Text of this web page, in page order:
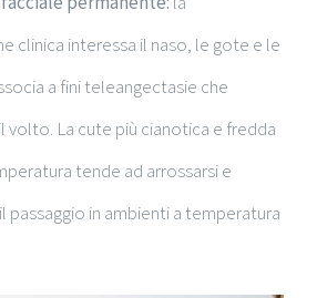
clinica interessa il naso, le gote e le
a fini teleangectasie che
volto. La cute più cianotica e fredda
tende ad arrossarsi e
passaggio in ambienti a temperatura